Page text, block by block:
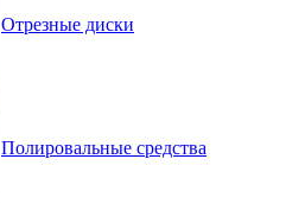
Отрезные диски
Полировальные средства